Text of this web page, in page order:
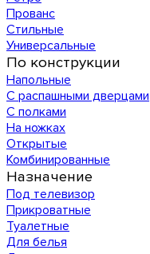
Прованс
Стильные
Универсальные
По конструкции
Напольные
С распашными дверцами
С полками
На ножках
Открытые
Комбинированные
Назначение
Под телевизор
Прикроватные
Туалетные
Для белья